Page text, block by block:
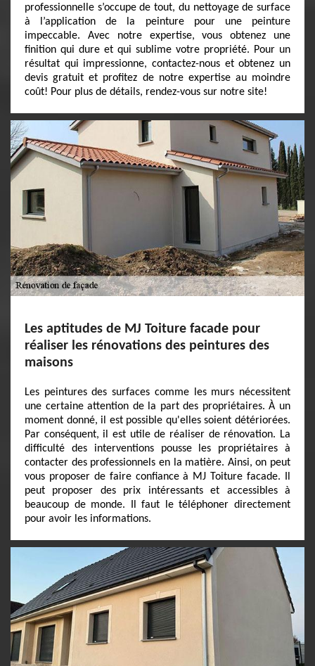
professionnelle s’occupe de tout, du nettoyage de surface
à l’application de la peinture pour une peinture
impeccable. Avec notre expertise, vous obtenez une
finition qui dure et qui sublime votre propriété. Pour un
résultat qui impressionne, contactez-nous et obtenez un
devis gratuit et profitez de notre expertise au moindre
coût! Pour plus de détails, rendez-vous sur notre site!
Les aptitudes de MJ Toiture facade pour
réaliser les rénovations des peintures des
maisons
Les peintures des surfaces comme les murs nécessitent
une certaine attention de la part des propriétaires. À un
moment donné, il est possible qu'elles soient détériorées.
Par conséquent, il est utile de réaliser de rénovation. La
difficulté des interventions pousse les propriétaires à
contacter des professionnels en la matière. Ainsi, on peut
vous proposer de faire confiance à MJ Toiture facade. Il
peut proposer des prix intéressants et accessibles à
beaucoup de monde. Il faut le téléphoner directement
pour avoir les informations.